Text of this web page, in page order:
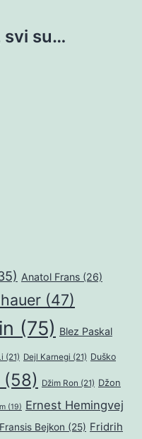
svi su…
Anatol Frans (26)
(47)
(75) Blez Paskal
(21) Dejl Karnegi (21) Duško
(58) Džim Ron (21) Džon
(19) Ernest Hemingvej
Fransis Bejkon (25) Fridrih